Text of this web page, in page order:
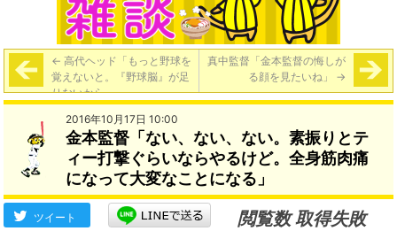
← 高代ヘッド「もっと野球を
覚えないと。『野球脳』が足
りないから」
真中監督「金本監督の悔しが
る顔を見たいね」 →
2016年10月17日 10:00
金本監督「ない、ない、ない。素振りとテ
ィー打撃ぐらいならやるけど。全身筋肉痛
になって大変なことになる」
ツイート
閲覧数 取得失敗